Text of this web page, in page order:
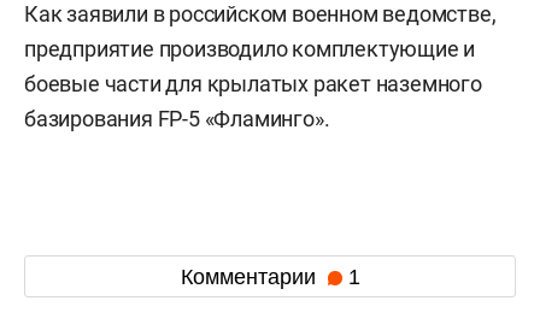
Как заявили в российском военном ведомстве,
предприятие производило комплектующие и
боевые части для крылатых ракет наземного
базирования FP-5 «Фламинго».
Комментарии 1